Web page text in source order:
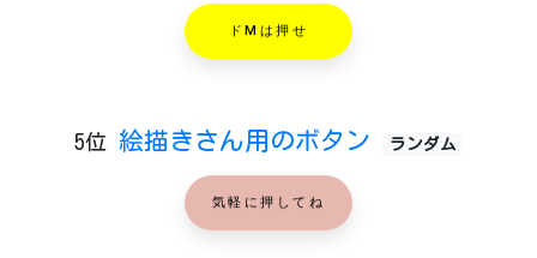
ドMは押せ
5位 絵描きさん用のボタン ランダム
気軽に押してね